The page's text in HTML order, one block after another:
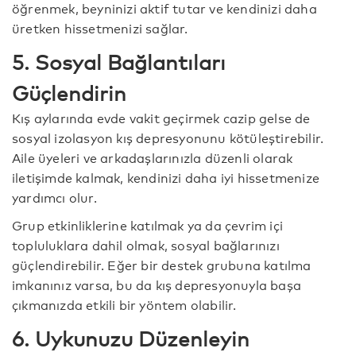
öğrenmek, beyninizi aktif tutar ve kendinizi daha
üretken hissetmenizi sağlar.
5. Sosyal Bağlantıları
Güçlendirin
Kış aylarında evde vakit geçirmek cazip gelse de
sosyal izolasyon kış depresyonunu kötüleştirebilir.
Aile üyeleri ve arkadaşlarınızla düzenli olarak
iletişimde kalmak, kendinizi daha iyi hissetmenize
yardımcı olur.
Grup etkinliklerine katılmak ya da çevrim içi
topluluklara dahil olmak, sosyal bağlarınızı
güçlendirebilir. Eğer bir destek grubuna katılma
imkanınız varsa, bu da kış depresyonuyla başa
çıkmanızda etkili bir yöntem olabilir.
6. Uykunuzu Düzenleyin